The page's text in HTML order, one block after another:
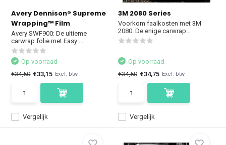
Avery Dennison® Supreme
Wrapping™ Film
Avery SWF900: De ultieme
carwrap folie met Easy ...
Vergelijk
Op voorraad
€34,50 €33,15 Excl. btw
3M 2080 Series
Voorkom faalkosten met 3M
2080. De enige carwrap...
Vergelijk
Op voorraad
€34,50 €34,75 Excl. btw